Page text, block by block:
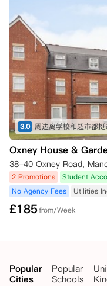
如果您来自英国以外的地方
申请被拒绝，您可以取消合
之一作为支持证据，并且取
签证拒绝确认函；
无法获得大学录取确认函。
公寓方仍然需要您在您的在
的支持证据。如果公寓方能
租金将全额退还。
如果您的租期已经开始且您
公寓方为替代租户准备房间
3.0
Oxney House &
38-40 Oxney Road,
2 Promotions Student
No Agency Fees
Utilities
£185from/Week
Popular
Cities
Popular
Schools